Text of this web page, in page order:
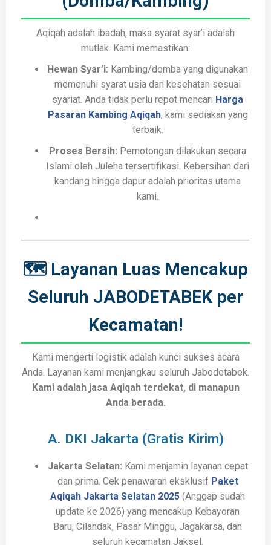
Aqiqah adalah ibadah, maka syarat syar’i adalah
mutlak. Kami memastikan:
Hewan Syar’i: Kambing/domba yang digunakan
memenuhi syarat usia dan kesehatan sesuai
syariat. Anda tidak perlu repot mencari Harga
Pasaran Kambing Aqiqah, kami sediakan yang
terbaik.
Proses Bersih: Pemotongan dilakukan secara
Islami oleh Juleha tersertifikasi. Kebersihan dari
kandang hingga dapur adalah prioritas utama
kami.
🗺️ Layanan Luas Mencakup
Seluruh JABODETABEK per
Kecamatan!
Kami mengerti logistik adalah kunci sukses acara
Anda. Layanan kami menjangkau seluruh Jabodetabek.
Kami adalah jasa Aqiqah terdekat, di manapun
Anda berada.
A. DKI Jakarta (Gratis Kirim)
Jakarta Selatan: Kami menjamin layanan cepat
dan prima. Cek penawaran eksklusif Paket
Aqiqah Jakarta Selatan 2025 (Anggap sudah
update ke 2026) yang mencakup Kebayoran
Baru, Cilandak, Pasar Minggu, Jagakarsa, dan
seluruh kecamatan Jaksel.